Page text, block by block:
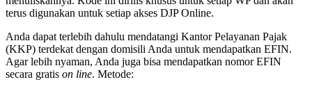
terus digunakan untuk setiap akses DJP Online.
Anda dapat terlebih dahulu mendatangi Kantor Pelayanan Pajak
(KKP) terdekat dengan domisili Anda untuk mendapatkan EFIN.
Agar lebih nyaman, Anda juga bisa mendapatkan nomor EFIN
secara gratis on line. Metode: